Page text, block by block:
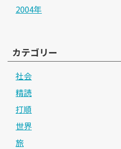
2004年
カテゴリー
社会
精読
打順
世界
旅